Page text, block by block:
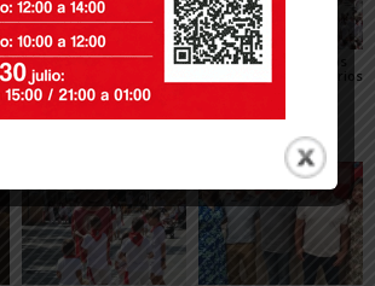
Toquero destaca la
convivencia y la caída
de los delitos en el
balance de las Fiestas
de Santa Ana 2026
Gigantes y Cabezudos
en Tudela 2026: horarios